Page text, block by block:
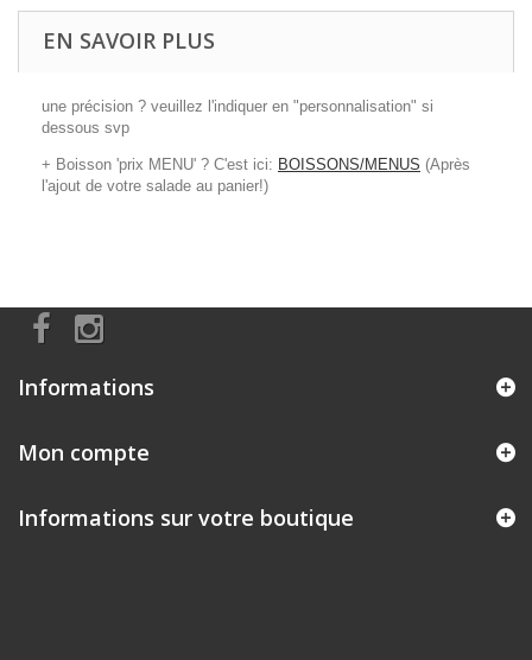
EN SAVOIR PLUS
une précision ? veuillez l'indiquer en "personnalisation" si
dessous svp
+ Boisson 'prix MENU' ? C'est ici: BOISSONS/MENUS (Après
l'ajout de votre salade au panier!)
Informations
Mon compte
Informations sur votre boutique